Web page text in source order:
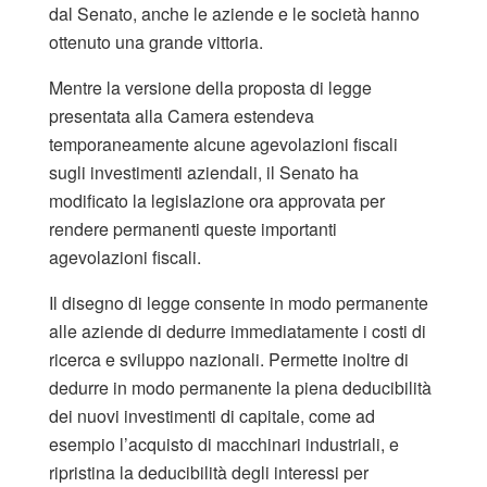
dal Senato, anche le aziende e le società hanno
ottenuto una grande vittoria.
Mentre la versione della proposta di legge
presentata alla Camera estendeva
temporaneamente alcune agevolazioni fiscali
sugli investimenti aziendali, il Senato ha
modificato la legislazione ora approvata per
rendere permanenti queste importanti
agevolazioni fiscali.
Il disegno di legge consente in modo permanente
alle aziende di dedurre immediatamente i costi di
ricerca e sviluppo nazionali. Permette inoltre di
dedurre in modo permanente la piena deducibilità
dei nuovi investimenti di capitale, come ad
esempio l’acquisto di macchinari industriali, e
ripristina la deducibilità degli interessi per